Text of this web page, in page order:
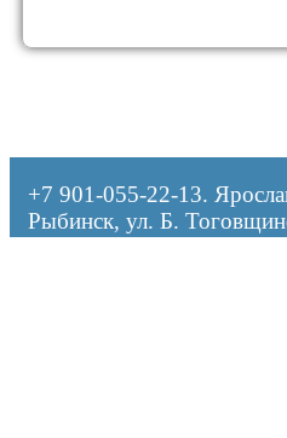
+7 901-055-22-13.
Рыбинск, ул. Б.
Оформляя заказ, я даю